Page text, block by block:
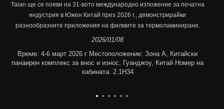
Taian ще се появи на 31-вото международно изложение за печатна
индустрия в Южен Китай през 2026 г., демонстрирайки
разнообразните приложения на филмите за термоламиниране.
2026/01/08
Време: 4-6 март 2026 г Местоположение: Зона A, Китайски
панаирен комплекс за внос и износ, Гуанджоу, Китай Номер на
кабината: 2.1H34